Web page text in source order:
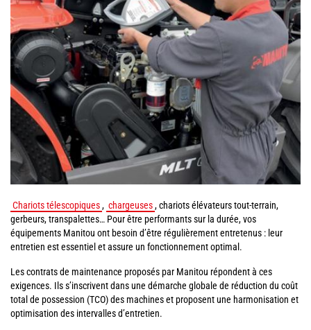
Chariots télescopiques, chargeuses, chariots élévateurs tout-terrain,
gerbeurs, transpalettes… Pour être performants sur la durée, vos
équipements Manitou ont besoin d’être régulièrement entretenus : leur
entretien est essentiel et assure un fonctionnement optimal.
Les contrats de maintenance proposés par Manitou répondent à ces
exigences. Ils s’inscrivent dans une démarche globale de réduction du coût
total de possession (TCO) des machines et proposent une harmonisation et
optimisation des intervalles d’entretien.